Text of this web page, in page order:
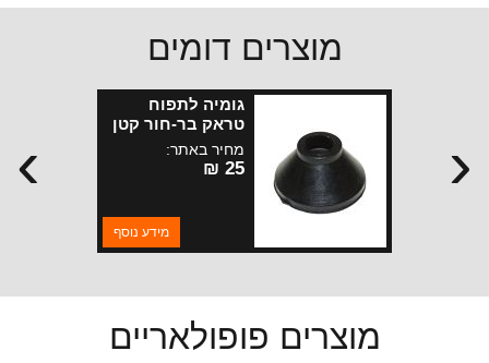
מוצרים דומים
גומיה לתפוח
טראק בר-חור קטן
מחיר באתר:
25 ₪
מידע נוסף
› ‹
מוצרים פופולאריים